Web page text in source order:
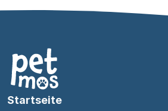
Startseite